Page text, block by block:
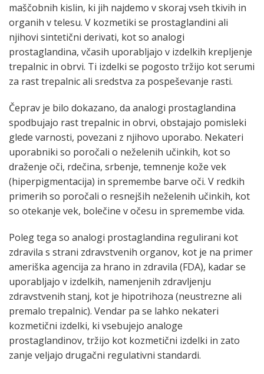
maščobnih kislin, ki jih najdemo v skoraj vseh tkivih in
organih v telesu. V kozmetiki se prostaglandini ali
njihovi sintetični derivati, kot so analogi
prostaglandina, včasih uporabljajo v izdelkih krepljenje
trepalnic in obrvi. Ti izdelki se pogosto tržijo kot serumi
za rast trepalnic ali sredstva za pospeševanje rasti.
Čeprav je bilo dokazano, da analogi prostaglandina
spodbujajo rast trepalnic in obrvi, obstajajo pomisleki
glede varnosti, povezani z njihovo uporabo. Nekateri
uporabniki so poročali o neželenih učinkih, kot so
draženje oči, rdečina, srbenje, temnenje kože vek
(hiperpigmentacija) in spremembe barve oči. V redkih
primerih so poročali o resnejših neželenih učinkih, kot
so otekanje vek, bolečine v očesu in spremembe vida.
Poleg tega so analogi prostaglandina regulirani kot
zdravila s strani zdravstvenih organov, kot je na primer
ameriška agencija za hrano in zdravila (FDA), kadar se
uporabljajo v izdelkih, namenjenih zdravljenju
zdravstvenih stanj, kot je hipotrihoza (neustrezne ali
premalo trepalnic). Vendar pa se lahko nekateri
kozmetični izdelki, ki vsebujejo analoge
prostaglandinov, tržijo kot kozmetični izdelki in zato
zanje veljajo drugačni regulativni standardi.